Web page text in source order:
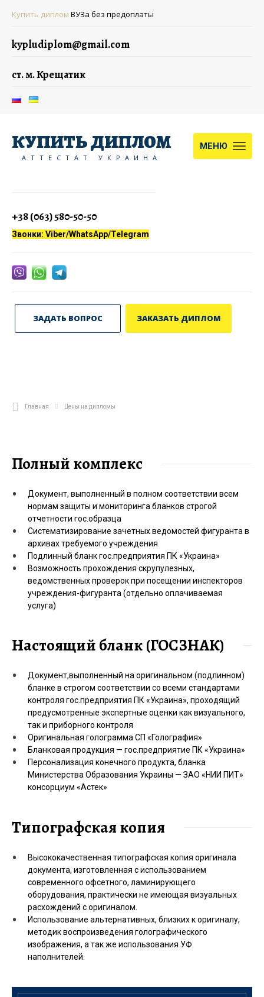
Купить диплом ВУЗа без предоплаты
kypludiplom@gmail.com
ст. м. Крещатик
+38 (063) 580-50-50
Звонки: Viber/WhatsApp/Telegram
КУПИТЬ ДИПЛОМ
АТТЕСТАТ УКРАИНА
МЕНЮ
ЗАДАТЬ ВОПРОС ЗАКАЗАТЬ ДИПЛОМ
Главная Цены на дипломы
Полный комплекс
Документ, выполненный в полном соответствии всем
нормам защиты и мониторинга бланков строгой
отчетности гос.образца
Систематизирование зачетных ведомостей фигуранта в
архивах требуемого учреждения
Подлинный бланк гос.предприятия ПК «Украина»
Возможность прохождения скрупулезных,
ведомственных проверок при посещении инспекторов
учреждения-фигуранта (отдельно оплачиваемая
услуга)
Настоящий бланк (ГОСЗНАК)
Документ,выполненный на оригинальном (подлинном)
бланке в строгом соответствии со всеми стандартами
контроля гос.предприятия ПК «Украина», проходящий
предусмотренные экспертные оценки как визуального,
так и приборного контроля
Оригинальная голограмма СП «Голография»
Бланковая продукция — гос.предприятие ПК «Украина»
Персонализация конечного продукта, бланка
Министерства Образования Украины — ЗАО «НИИ ПИТ»
консорциум «Астек»
Типографская копия
Высококачественная типографская копия оригинала
документа, изготовленная с использованием
современного офсетного, ламинирующего
оборудования, практически не имеющая визуальных
расхождений с оригиналом.
Использование альтернативных, близких к оригиналу,
методик воспроизведения голографического
изображения, а так же использования УФ.
наполнителей.